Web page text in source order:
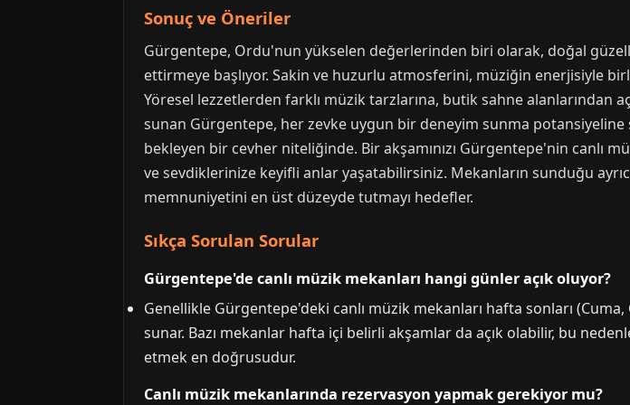
Sonuç ve Öneriler
Gürgentepe, Ordu'nun yükselen değerlerinden biri olarak, doğal
ettirmeye başlıyor. Sakin ve huzurlu atmosferini, müziğin enerjisiyle
Yöresel lezzetlerden farklı müzik tarzlarına, butik sahne alanlarından
sunan Gürgentepe, her zevke uygun bir deneyim sunma
bekleyen bir cevher niteliğinde. Bir akşamınızı Gürgentepe'nin canlı
ve sevdiklerinize keyifli anlar yaşatabilirsiniz. Mekanların sunduğu
memnuniyetini en üst düzeyde tutmayı hedefler.
Sıkça Sorulan Sorular
Gürgentepe'de canlı müzik mekanları hangi günler açık oluyor?
Genellikle Gürgentepe'deki canlı müzik mekanları hafta sonları
sunar. Bazı mekanlar hafta içi belirli akşamlar da açık olabilir, bu
etmek en doğrusudur.
Canlı müzik mekanlarında rezervasyon yapmak gerekiyor mu?